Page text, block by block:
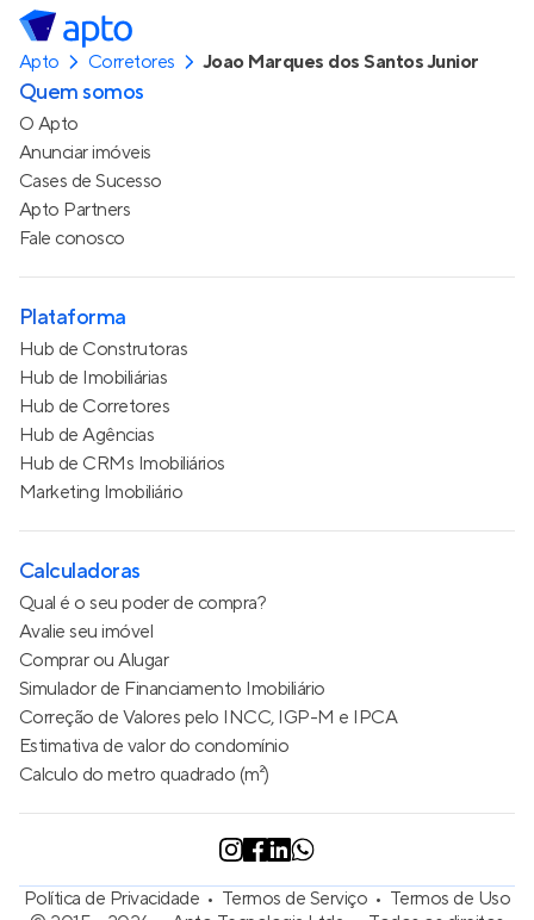
Apto Corretores Joao Marques dos Santos Junior
Quem somos
O Apto
Anunciar imóveis
Cases de Sucesso
Apto Partners
Fale conosco
Plataforma
Hub de Construtoras
Hub de Imobiliárias
Hub de Corretores
Hub de Agências
Hub de CRMs Imobiliários
Marketing Imobiliário
Calculadoras
Qual é o seu poder de compra?
Avalie seu imóvel
Comprar ou Alugar
Simulador de Financiamento Imobiliário
Correção de Valores pelo INCC, IGP-M e IPCA
Estimativa de valor do condomínio
Calculo do metro quadrado (m²)
Política de Privacidade Termos de Serviço
Termos de Uso